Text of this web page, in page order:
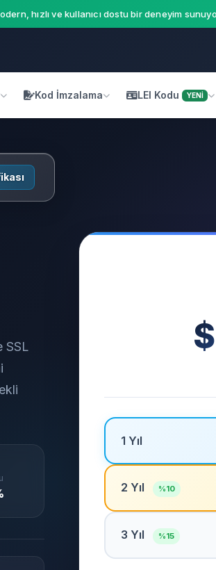
hızlı ve kullanıcı dostu bir deneyim
Kod İmzalama LEI Kodu YENİ
SSL
1 Yıl
2 Yıl %10
3 Yıl %15